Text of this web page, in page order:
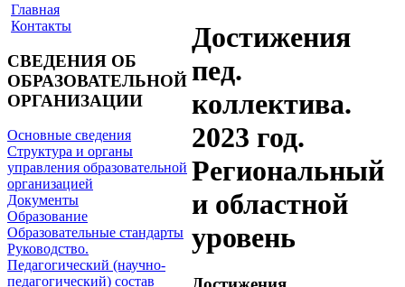
Главная
Контакты
СВЕДЕНИЯ ОБ
ОБРАЗОВАТЕЛЬНОЙ
ОРГАНИЗАЦИИ
Основные сведения
Структура и органы
управления образовательной
организацией
Документы
Образование
Образовательные стандарты
Руководство.
Педагогический (научно-
педагогический) состав
Достижения
пед.
коллектива.
2023 год.
Региональный
и областной
уровень